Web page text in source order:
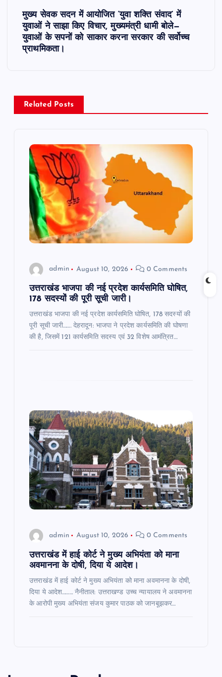
v
मुख्य सेवक सदन में आयोजित ‘युवा शक्ति संवाद’ में
युवाओं ने साझा किए विचार, मुख्यमंत्री धामी बोले—
युवाओं के सपनों को साकार करना सरकार की सर्वोच्च
प्राथमिकता।
Related Posts
admin August 10, 2026 0 Comments
उत्तराखंड भाजपा की नई प्रदेश कार्यसमिति घोषित,
178 सदस्यों की पूरी सूची जारी।
उत्तराखंड भाजपा की नई प्रदेश कार्यसमिति घोषित, 178 सदस्यों की
पूरी सूची जारी……. देहरादून: भाजपा ने प्रदेश कार्यसमिति की घोषणा
की है, जिसमें 121 कार्यसमिति सदस्य एवं 32 विशेष आमंत्रित…
admin August 10, 2026 0 Comments
उत्तराखंड में हाई कोर्ट ने मुख्य अभियंता को माना
अवमानना के दोषी, दिया ये आदेश।
उत्तराखंड में हाई कोर्ट ने मुख्य अभियंता को माना अवमानना के दोषी,
दिया ये आदेश……… नैनीताल: उत्तराखण्ड उच्च न्यायालय ने अवमानना
के आरोपी मुख्य अभियंता संजय कुमार पाठक को जानबूझकर…